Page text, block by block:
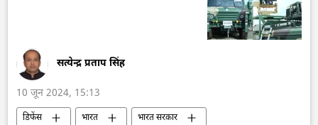
सेंट पीटर्सबर्गसत्येन्द्र प्रताप सिंह
10 जून 2024, 15:13
डिफेंस भारत
भारत सरकार